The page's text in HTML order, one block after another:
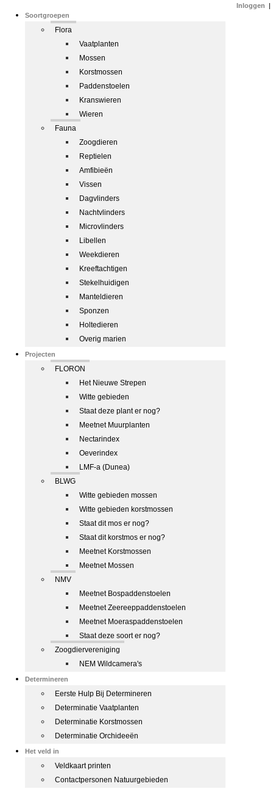
Soortgroepen
Flora
Vaatplanten
Mossen
Korstmossen
Paddenstoelen
Kranswieren
Wieren
Fauna
Zoogdieren
Reptielen
Amfibieën
Vissen
Dagvlinders
Nachtvlinders
Microvlinders
Libellen
Weekdieren
Kreeftachtigen
Stekelhuidigen
Manteldieren
Sponzen
Holtedieren
Overig marien
Projecten
FLORON
Het Nieuwe Strepen
Witte gebieden
Staat deze plant er nog?
Meetnet Muurplanten
Nectarindex
Oeverindex
LMF-a (Dunea)
BLWG
Witte gebieden mossen
Witte gebieden korstmossen
Staat dit mos er nog?
Staat dit korstmos er nog?
Meetnet Korstmossen
Meetnet Mossen
NMV
Meetnet Bospaddenstoelen
Meetnet Zeereeppaddenstoelen
Meetnet Moeraspaddenstoelen
Staat deze soort er nog?
Zoogdiervereniging
NEM Wildcamera's
Determineren
Eerste Hulp Bij Determineren
Determinatie Vaatplanten
Determinatie Korstmossen
Determinatie Orchideeën
Het veld in
Veldkaart printen
Contactpersonen Natuurgebieden
Inloggen |